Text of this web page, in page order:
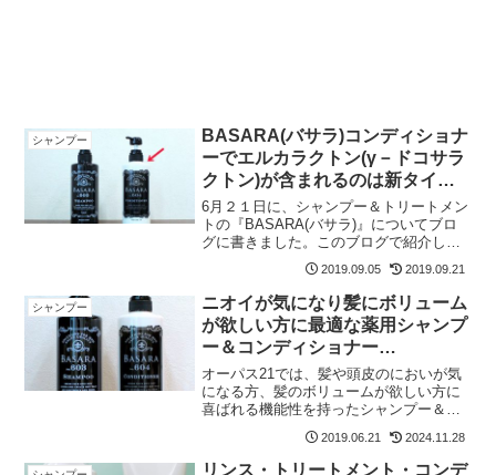
シャンプー
BASARA(バサラ)コンディショナ
ーでエルカラクトン(γ－ドコサラ
クトン)が含まれるのは新タイプ
だけ
6月２１日に、シャンプー＆トリートメン
トの『BASARA(バサラ)』についてブロ
グに書きました。このブログで紹介した
バサラのコンディショナーについて、気
を付けてほしいことを書いてみます。以
前書いたブログの中で、コンディショナ
ーについて、この...
2019.09.05 2019.09.21
シャンプー
ニオイが気になり髪にボリューム
が欲しい方に最適な薬用シャンプ
ー＆コンディショナー
【BASARA(バサラ)】の紹介
オーパス21では、髪や頭皮のにおいが気
になる方、髪のボリュームが欲しい方に
喜ばれる機能性を持ったシャンプー＆コ
ンディショナーを導入しました。商品名
は薬用スカルプシャンプーの
【BASARA(バサラ) 603】ボリュームアッ
2019.06.21 2024.11.28
リンス・トリートメント・コンデ